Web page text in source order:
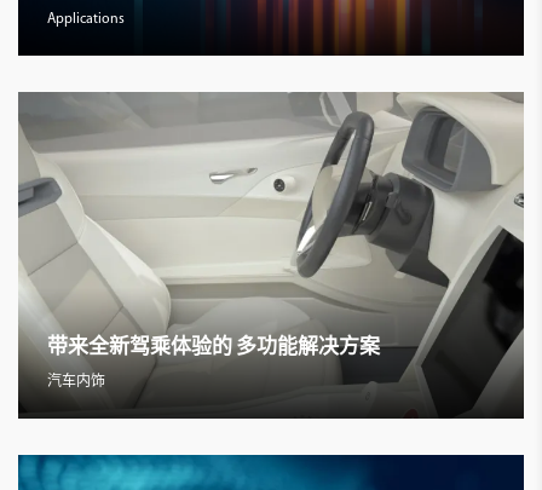
Applications
带来全新驾乘体验的 多功能解决方案
汽车内饰